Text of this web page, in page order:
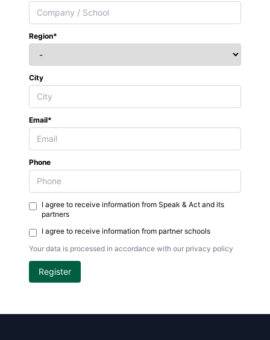
Region*
City
Email*
Phone
I agree to receive information from Speak & Act and its
partners
I agree to receive information from partner schools
Your data is processed in accordance with our privacy policy
Register